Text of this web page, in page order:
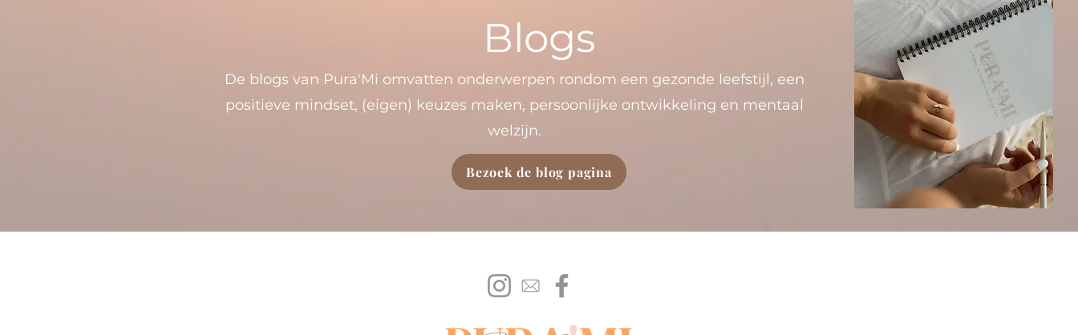
Blogs
De blogs van Pura'Mi omvatten onderwerpen rondom een gezonde leefstijl, een
positieve mindset, (eigen) keuzes maken, persoonlijke ontwikkeling en mentaal
welzijn.
Bezoek de blog pagina